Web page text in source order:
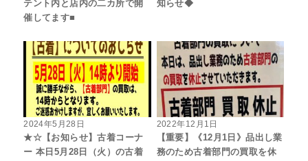
テント内と店内の二カ所で開
催してます■
知らせ◆
2024年5月28日
★☆【お知らせ】古着コーナ
ー 本日5月28日（火）の古着
2022年12月1日
【重要】《12月1日》品出し業
務のため古着部門の買取を休